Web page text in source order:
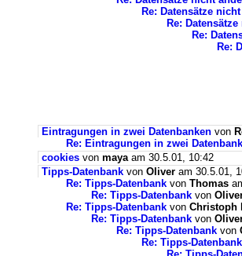
Re: Datensätze
Re:
Re:
Re:
Eintragungen in zwei Datenbanken von
Re: Eintragungen in zwei
cookies von mayaam 30.5.01, 10:42
Tipps-Datenbank von Oliver am 30.5.01,
Re: Tipps-Datenbank von Thomas
Re: Tipps-Datenbank von
Re: Tipps-Datenbank von Christoph
Re: Tipps-Datenbank von
Re: Tipps-Datenbank von
Re: Tipps-Datenbank